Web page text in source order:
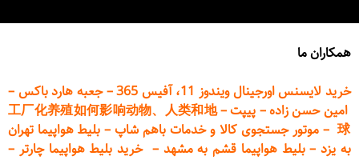
همکاران ما
خرید لایسنس اورجینال ویندوز 11، آفیس 365
–جعبه هارد باکس –
امین حسن زاده– پیپت–
工厂化养殖如何影响动物、人类和地
球
– موتور جستجوی کالا و خدمات باهم شاپ– بلیط هواپیما تهران
به یزد–بلیط هواپیما قشم به مشهد –خرید بلیط هواپیما چارتر –